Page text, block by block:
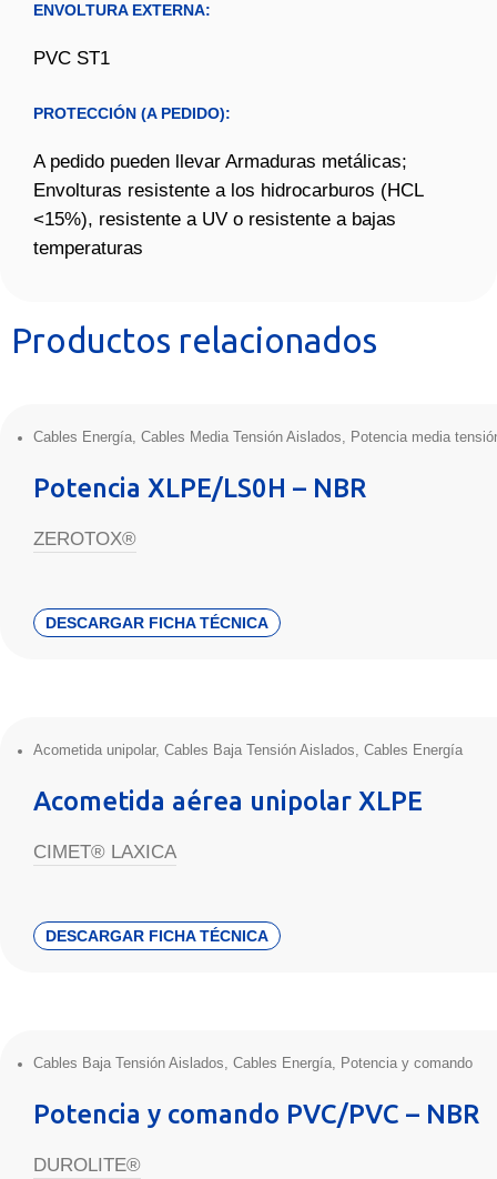
ENVOLTURA EXTERNA:
PVC ST1
PROTECCIÓN (A PEDIDO):
A pedido pueden llevar Armaduras metálicas;
Envolturas resistente a los hidrocarburos (HCL
<15%), resistente a UV o resistente a bajas
temperaturas
Productos relacionados
Cables Energía, Cables Media Tensión Aislados, Potencia media
Potencia XLPE/LS0H – NBR
ZEROTOX®
DESCARGAR FICHA TÉCNICA
Acometida unipolar, Cables Baja Tensión Aislados, Cables Energía
Acometida aérea unipolar XLPE
CIMET® LAXICA
DESCARGAR FICHA TÉCNICA
Cables Baja Tensión Aislados, Cables Energía, Potencia y comando
Potencia y comando PVC/PVC – NBR
DUROLITE®